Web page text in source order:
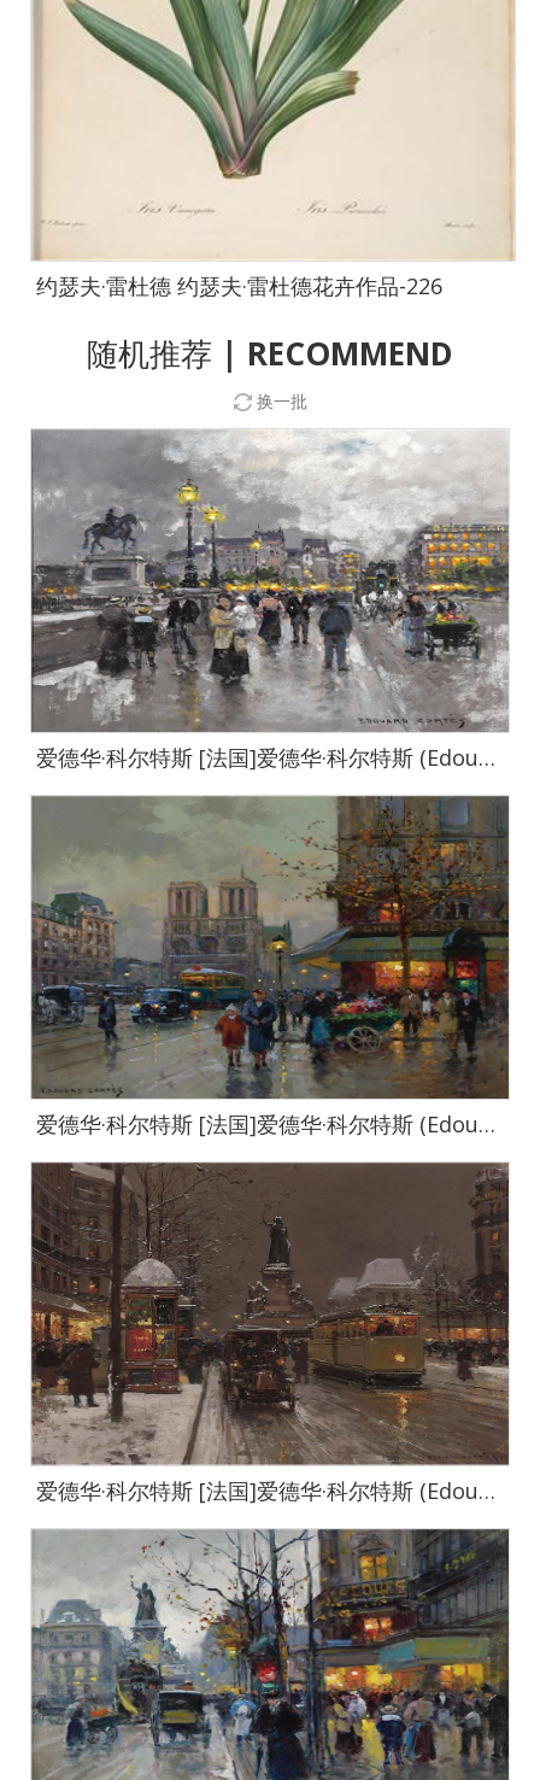
约瑟夫·雷杜德 约瑟夫·雷杜德花卉作品-226
随机推荐 | RECOMMEND
换一批
爱德华·科尔特斯 [法国]爱德华·科尔特斯 (Edouard Cortes)作品集-0027
爱德华·科尔特斯 [法国]爱德华·科尔特斯 (Edouard Cortes)作品集-0029
爱德华·科尔特斯 [法国]爱德华·科尔特斯 (Edouard Cortes)作品集-0037